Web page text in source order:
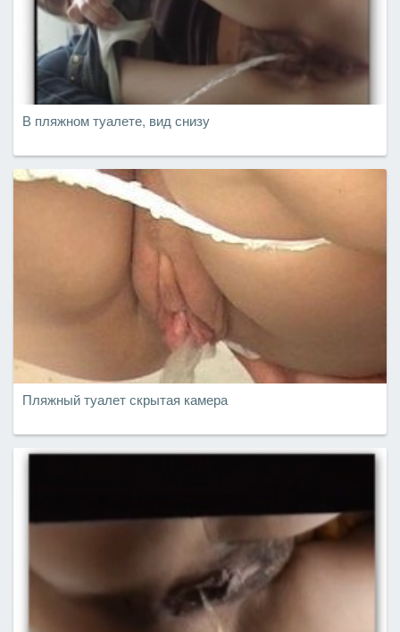
В пляжном туалете, вид снизу
Пляжный туалет скрытая камера